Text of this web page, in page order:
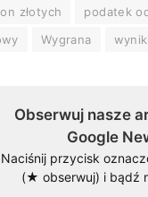
złotych
podatek
Wygrana
Obserwuj nasze
Google
Naciśnij przycisk
(★ obserwuj) i bądź